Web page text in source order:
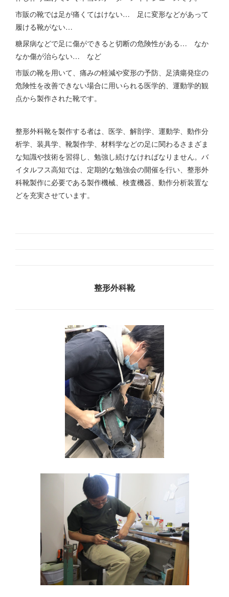
市販の靴では足が痛くてはけない… 足に変形などがあって
履ける靴がない…
糖尿病などで足に傷ができると切断の危険性がある… なか
なか傷が治らない… など
市販の靴を用いて、痛みの軽減や変形の予防、足潰瘍発症の
危険性を改善できない場合に用いられる医学的、運動学的観
点から製作された靴です。
整形外科靴を製作する者は、医学、解剖学、運動学、動作分
析学、装具学、靴製作学、材料学などの足に関わるさまざま
な知識や技術を習得し、勉強し続けなければなりません。バ
イタルフス高知では、定期的な勉強会の開催を行い、整形外
科靴製作に必要である製作機械、検査機器、動作分析装置な
どを充実させています。
整形外科靴